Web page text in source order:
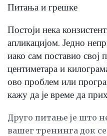
Питања и грешке
Постоји нека
апликацијом. Једно
иако сам поставио
центиметара и
ово проблем или
кажу да је време да
Друго питање је што
вашег тренинга док